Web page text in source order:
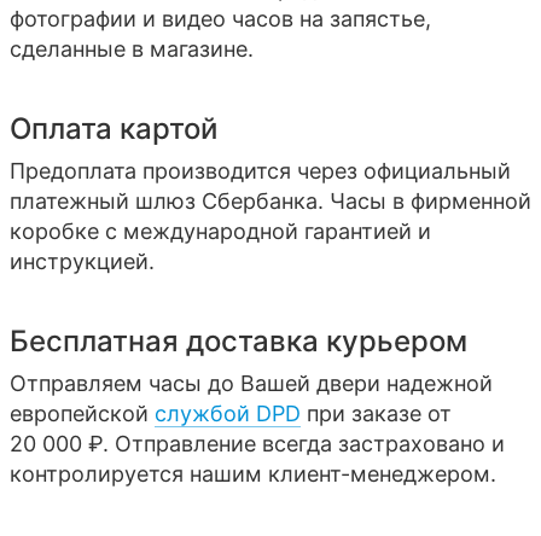
фотографии и видео часов на запястье,
сделанные в магазине.
Оплата картой
Предоплата производится через официальный
платежный шлюз Сбербанка. Часы в фирменной
коробке с международной гарантией и
инструкцией.
Бесплатная доставка курьером
Отправляем часы до Вашей двери надежной
европейской службой DPD при заказе от
20 000 ₽. Отправление всегда застраховано и
контролируется нашим клиент-менеджером.